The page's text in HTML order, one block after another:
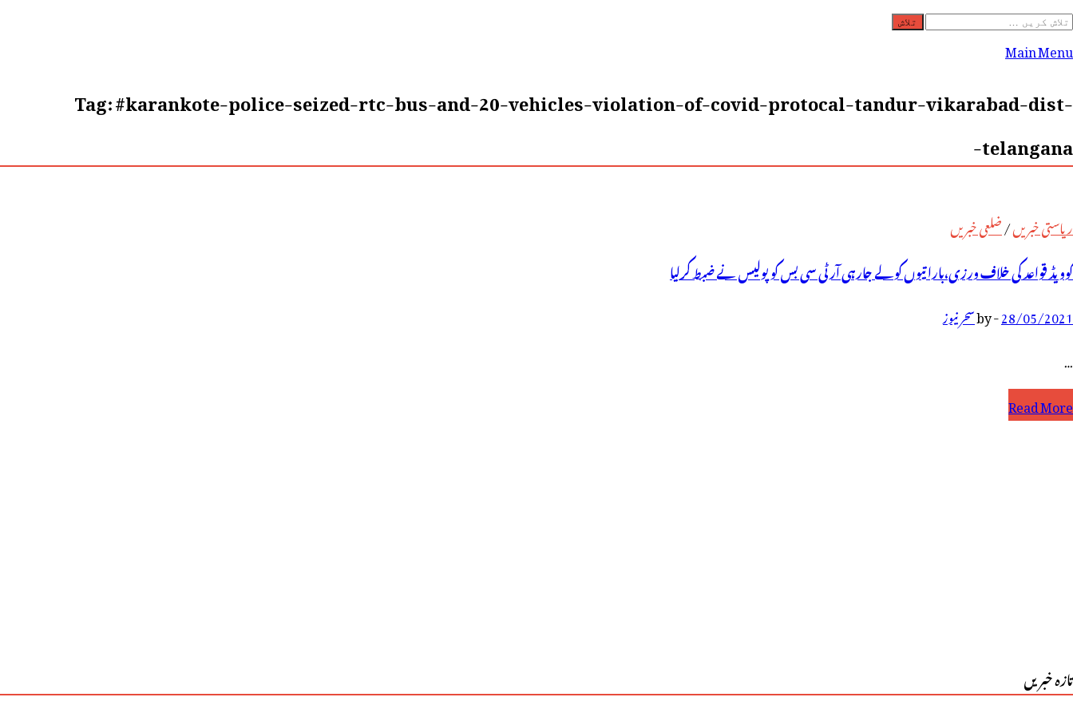
تلاش
کریں
Main Menu
Tag:#karankote-police-seized-rtc-bus-and-20-vehicles-violation-of-covid-protocal-tandur-vikarabad-dist-
telangana-
ریاستی خبریں/ضلعی خبریں
کوویڈ قواعد کی خلاف ورزی،باراتیوں کو لے جارہی آرٹی سی بس کو پولیس نے ضبط کرلیا
28/05/2021
-
byسحر نیوز
…
کوویڈ
سی
Read More
تازہ خبریں